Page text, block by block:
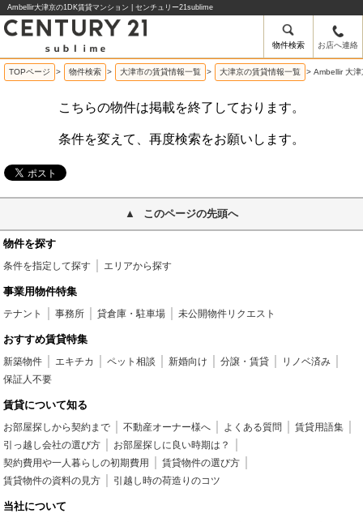
Ambellir大津京の1DK賃貸マンション | センチュリー21sublime
物件検索 お店へ連絡
TOPページ > 物件検索 > 大津市の賃貸情報一覧 > 大津京の賃貸情報一覧 > Ambellir 大
こちらの物件は掲載を終了しております。
条件を変えて、再度検索をお願いします。
このページの先頭へ
物件を探す
条件を指定して探す エリアから探す
事業用物件特集
テナント 事務所 貸倉庫・駐車場 未公開物件リクエスト
おすすめ賃貸特集
新築物件 エキチカ ペット相談 新婚向け 分譲・賃貸
リノベ済み
保証人不要
賃貸について知る
お部屋探しから契約まで 不動産オーナー様へ よくある質問
賃貸用語集
引っ越し会社の選び方
お部屋探しに良い時期は？
契約費用や一人暮らしの初期費用
賃貸物件の選び方
賃貸物件の資料の見方
引越し時の荷造りのコツ
当社について